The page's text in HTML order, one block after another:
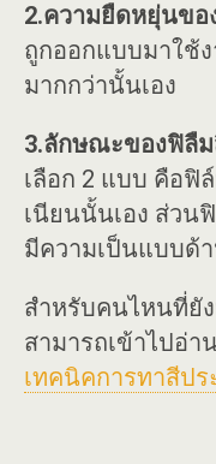
2.ความยืดหยุ่นข
ถูกออกแบบมาใช้
มากกว่านั้นเอง
3.ลักษณะของฟิลื
เลือก 2 แบบ คือฟิ
เนียนนั้นเอง ส่วน
มีความเป็นแบบด้
สำหรับคนไหนที่ยั
สามารถเข้าไปอ่า
เทคนิคการทาสีป